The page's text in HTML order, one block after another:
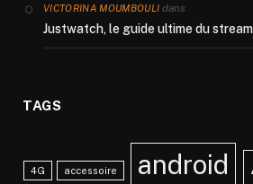
VICTORINA MOUMBOULI dans
Justwatch, le guide ultime du
TAGS
4G accessoire android